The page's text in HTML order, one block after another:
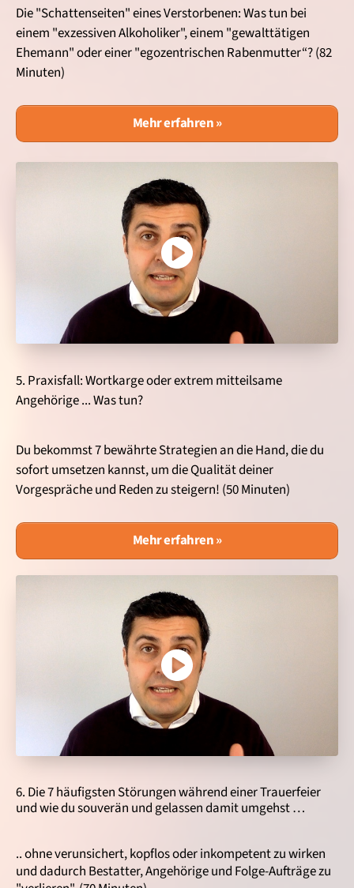
Die "Schattenseiten" eines Verstorbenen: Was tun bei
einem "exzessiven Alkoholiker", einem "gewalttätigen
Ehemann" oder einer "egozentrischen Rabenmutter“? (82
Minuten)
Mehr erfahren »
5. Praxisfall: Wortkarge oder extrem mitteilsame
Angehörige ... Was tun?
Du bekommst 7 bewährte Strategien an die Hand, die du
sofort umsetzen kannst, um die Qualität deiner
Vorgespräche und Reden zu steigern! (50 Minuten)
Mehr erfahren »
6. Die 7 häufigsten Störungen während einer Trauerfeier
und wie du souverän und gelassen damit umgehst …
.. ohne verunsichert, kopflos oder inkompetent zu wirken
und dadurch Bestatter, Angehörige und Folge-Aufträge zu